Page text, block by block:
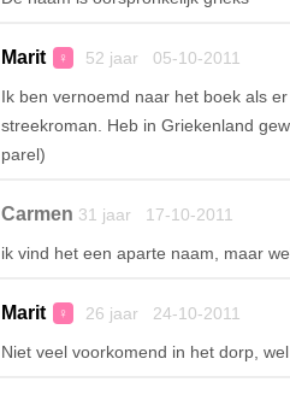
Marit ♀ 52 jaar 05-10-2011
Ik ben vernoemd naar het boek als
streekroman. Heb in Griekenland
parel)
Carmen 31 jaar 17-10-2011
ik vind het een aparte naam, maar
Marit ♀ 26 jaar 24-10-2011
Niet veel voorkomend in het dorp,